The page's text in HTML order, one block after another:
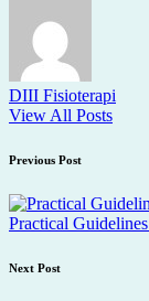
DIII Fisioterapi
View All Posts
Post
navigation
Previous Post
Practical
Next Post